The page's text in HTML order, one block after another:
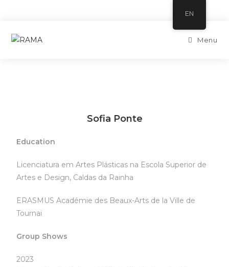
Menu
Sofia Ponte
Education
Licenciatura em Artes Plásticas na Escola Superior de
Artes e Design, Caldas da Rainha
ERASMUS Académie des Beaux-Arts de la Ville de
Tournai
Group Shows
2023
EN